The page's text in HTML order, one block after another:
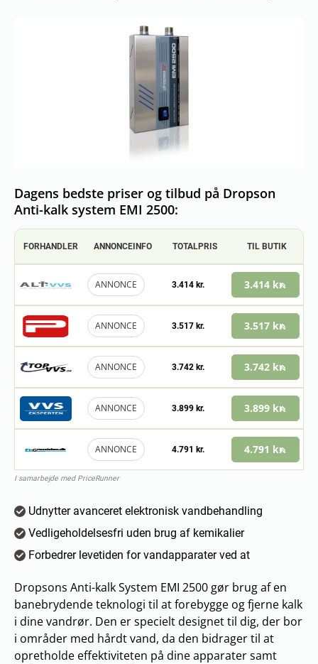
Dagens bedste priser og tilbud på Dropson
Anti-kalk system EMI 2500:
FORHANDLER ANNONCEINFO TOTALPRIS TIL BUTIK
ANNONCE 3.414 kr. 3.414 kr.
ANNONCE 3.517 kr. 3.517 kr.
ANNONCE 3.742 kr. 3.742 kr.
ANNONCE 3.899 kr. 3.899 kr.
ANNONCE 4.791 kr. 4.791 kr.
I samarbejde med PriceRunner
Udnytter avanceret elektronisk vandbehandling
Vedligeholdelsesfri uden brug af kemikalier
Forbedrer levetiden for vandapparater ved at
Dropsons Anti-kalk System EMI 2500 gør brug af en
banebrydende teknologi til at forebygge og fjerne kalk
i dine vandrør. Den er specielt designet til dig, der bor
i områder med hårdt vand, da den bidrager til at
opretholde effektiviteten på dine apparater samt